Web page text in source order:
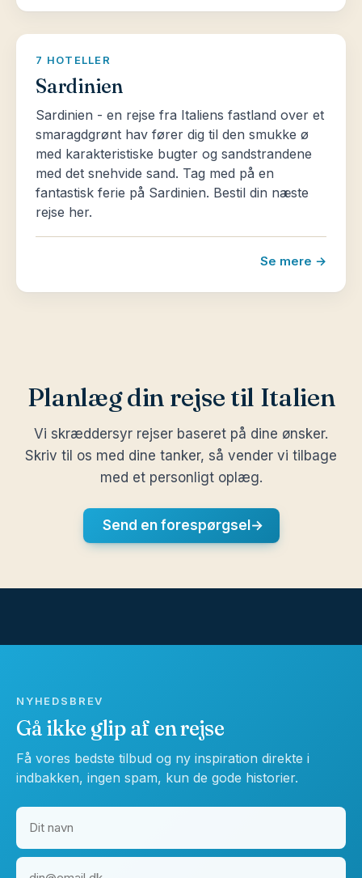
7 HOTELLER
Sardinien
Sardinien - en rejse fra Italiens fastland over et
smaragdgrønt hav fører dig til den smukke ø
med karakteristiske bugter og sandstrandene
med det snehvide sand. Tag med på en
fantastisk ferie på Sardinien. Bestil din næste
rejse her.
Se mere →
Planlæg din rejse til Italien
Vi skræddersyr rejser baseret på dine ønsker.
Skriv til os med dine tanker, så vender vi tilbage
med et personligt oplæg.
Send en forespørgsel →
NYHEDSBREV
Gå ikke glip af en rejse
Få vores bedste tilbud og ny inspiration direkte i
indbakken, ingen spam, kun de gode historier.